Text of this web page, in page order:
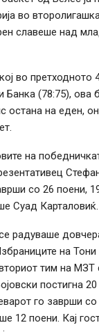
во
славеше над
во
Банка (78:75), ова
остана на еден,
на
со 26 поени,
Суад Карталовиќ.
радуваше
на Тони
тим на МЗТ
постигна 20
го заврши
12 поени. Кај